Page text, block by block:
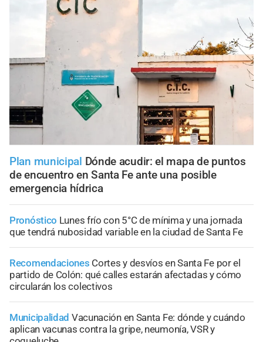
Plan municipal Dónde acudir: el mapa de puntos
de encuentro en Santa Fe ante una posible
emergencia hídrica
Pronóstico Lunes frío con 5°C de mínima y una jornada
que tendrá nubosidad variable en la ciudad de Santa Fe
Recomendaciones Cortes y desvíos en Santa Fe por el
partido de Colón: qué calles estarán afectadas y cómo
circularán los colectivos
Municipalidad Vacunación en Santa Fe: dónde y cuándo
aplican vacunas contra la gripe, neumonía, VSR y